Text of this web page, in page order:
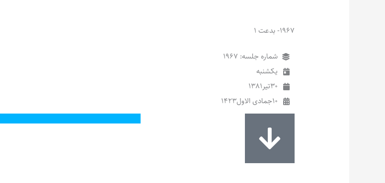
1967- بدعت 1
شماره جلسه: 1967
یکشنبه
30تیر1381
10جمادی الاول1423